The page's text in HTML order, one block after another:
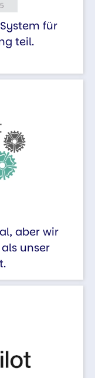
für
teil.
aber wir
unser